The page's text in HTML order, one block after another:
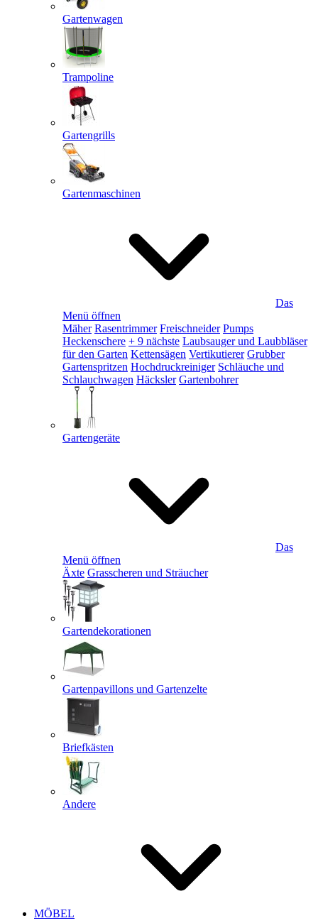
Gartenwagen
Trampoline
Gartengrills
Gartenmaschinen
Das
Menü öffnen
Mäher Rasentrimmer Freischneider Pumps
Heckenschere + 9 nächste Laubsauger und Laubbläser
für den Garten Kettensägen Vertikutierer Grubber
Gartenspritzen Hochdruckreiniger Schläuche und
Schlauchwagen Häcksler Gartenbohrer
Gartengeräte
Das
Menü öffnen
Äxte Grasscheren und Sträucher
Gartendekorationen
Gartenpavillons und Gartenzelte
Briefkästen
Andere
MÖBEL